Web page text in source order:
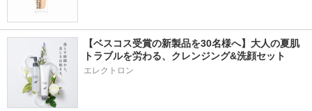
【ベスコス受賞の新製品を30名様へ】大人の夏肌
トラブルを労わる、クレンジング&洗顔セット
エレクトロン